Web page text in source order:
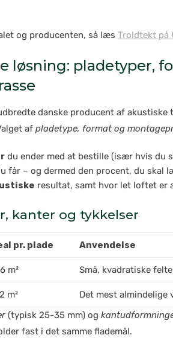
og producenten, så læs Troldtekt på
pladetyper,
danske producent af
af pladetype, format og
du ender med at bestille (især hvis du
får – og dermed den procent, du skal
resultat, samt hvor let loftet er
kanter og tykkelser
pr. plade Anvendelse
m² Små, kvadratiske
m²
Det mest
(typisk 25-35 mm) og
fast i det samme flademål.